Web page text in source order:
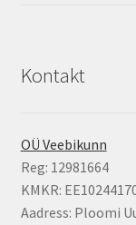
Kontakt
OÜ Veebikunn
Reg: 12981664
KMKR:
Aadress: Ploomi